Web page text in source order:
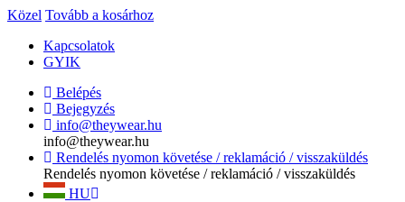
Közel Tovább a kosárhoz
Kapcsolatok
GYIK
Belépés
Bejegyzés
info@theywear.hu
info@theywear.hu
Rendelés nyomon követése / reklamáció / visszaküldés
Rendelés nyomon követése / reklamáció / visszaküldés
HU